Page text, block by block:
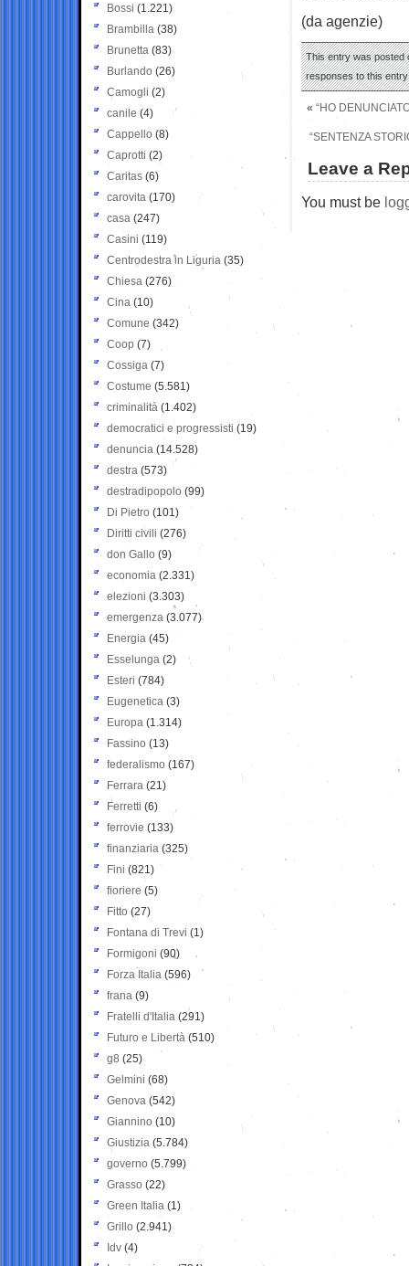
(da agenzie)
This entry was posted
responses to this
« “HO
“SENTENZA
Leave a
You must be
Bossi (1.221)
Brambilla (38)
Brunetta (83)
Burlando (26)
Camogli (2)
canile (4)
Cappello (8)
Caprotti (2)
Caritas (6)
carovita (170)
casa (247)
Casini (119)
Centrodestra in Liguria (35)
Chiesa (276)
Cina (10)
Comune (342)
Coop (7)
Cossiga (7)
Costume (5.581)
criminalità (1.402)
democratici e progressisti (19)
denuncia (14.528)
destra (573)
destradipopolo (99)
Di Pietro (101)
Diritti civili (276)
don Gallo (9)
economia (2.331)
elezioni (3.303)
emergenza (3.077)
Energia (45)
Esselunga (2)
Esteri (784)
Eugenetica (3)
Europa (1.314)
Fassino (13)
federalismo (167)
Ferrara (21)
Ferretti (6)
ferrovie (133)
finanziaria (325)
Fini (821)
fioriere (5)
Fitto (27)
Fontana di Trevi (1)
Formigoni (90)
Forza Italia (596)
frana (9)
Fratelli d'Italia (291)
Futuro e Libertà (510)
g8 (25)
Gelmini (68)
Genova (542)
Giannino (10)
Giustizia (5.784)
governo (5.799)
Grasso (22)
Green Italia (1)
Grillo (2.941)
Idv (4)